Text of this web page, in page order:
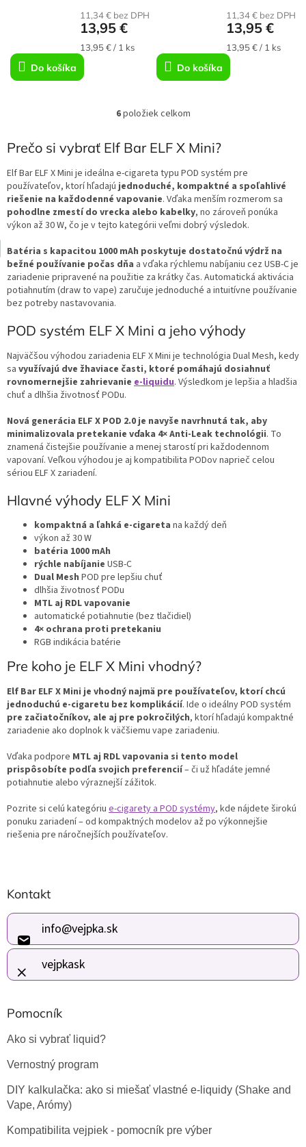
11,34 € bez DPH
13,95 €
Jednotková
cena:
13,95 € / 1 ks
Do košíka
11,34 € bez DPH
13,95 €
Jednotková
cena:
13,95 € / 1 ks
Do košíka
O
l
d
a
c
i
e
r
v
k
y
p
i
s
u
6položiek celkom
Prečo si vybrať Elf Bar ELF X Mini?
Elf Bar ELF X Mini je ideálna e-cigareta typu POD systém pre
používateľov, ktorí hľadajújednoduché, kompaktné a spoľahlivé
riešenie na každodenné vapovanie. Vďaka menším rozmerom sa
pohodlne zmestí do vrecka alebo kabelky, no zároveň ponúka
výkon až 30 W, čo je v tejto kategórii veľmi dobrý výsledok.
Batéria s kapacitou 1000 mAh poskytuje dostatočnú výdrž na
bežné používanie počas dňa a vďaka rýchlemu nabíjaniu cez USB-C je
zariadenie pripravené na použitie za krátky čas. Automatická aktivácia
potiahnutím (draw to vape) zaručuje jednoduché a intuitívne používanie
bez potreby nastavovania.
POD systém ELF X Mini a jeho výhody
Najväčšou výhodou zariadenia ELF X Mini je technológia Dual Mesh, kedy
sa využívajú dve žhaviace časti, ktoré pomáhajú dosiahnuť
rovnomernejšie zahrievanie e-liquidu. Výsledkom je lepšia a hladšia
chuť a dlhšia životnosť PODu.
Nová generácia ELF X POD 2.0 je navyše navrhnutá tak, aby
minimalizovala pretekanie vďaka 4× Anti-Leak technológii. To
znamená čistejšie používanie a menej starostí pri každodennom
vapovaní. Veľkou výhodou je aj kompatibilita PODov naprieč celou
sériou ELF X zariadení.
Hlavné výhody ELF X Mini
kompaktná a ľahká e-cigareta na každý deň
výkon až 30 W
batéria 1000 mAh
rýchle nabíjanie USB-C
Dual Mesh POD pre lepšiu chuť
dlhšia životnosť PODu
MTL aj RDL vapovanie
automatické potiahnutie (bez tlačidiel)
4× ochrana proti pretekaniu
RGB indikácia batérie
Pre koho je ELF X Mini vhodný?
Elf Bar ELF X Mini je vhodný najmä pre používateľov, ktorí chcú
jednoduchú e-cigaretu bez komplikácií. Ide o ideálny POD systém
pre začiatočníkov, ale aj pre pokročilých, ktorí hľadajú kompaktné
zariadenie ako doplnok k väčšiemu vape zariadeniu.
Vďaka podpore MTL aj RDL vapovania si tento model
prispôsobíte podľa svojich preferencií– či už hľadáte jemné
potiahnutie alebo výraznejší zážitok.
Pozrite si celú kategóriu e-cigarety a POD systémy, kde nájdete širokú
ponuku zariadení – od kompaktných modelov až po výkonnejšie
riešenia pre náročnejších používateľov.
á
p
t
i
e
Kontakt
info@vejpka.sk
vejpkask
Pomocník
Ako si vybrať liquid?
Vernostný program
DIY kalkulačka: ako si miešať vlastné e-liquidy (Shake and
Vape, Arómy)
Kompatibilita vejpiek - pomocník pre výber